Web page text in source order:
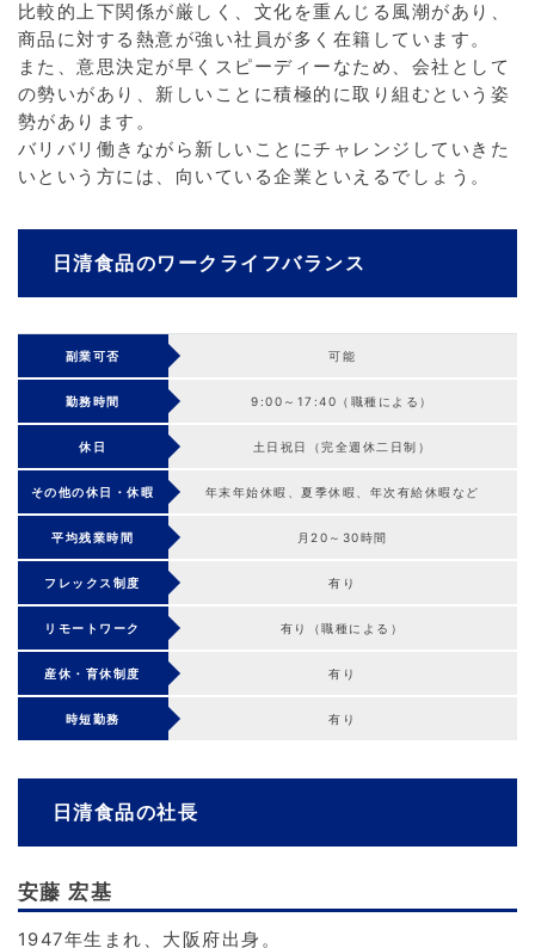
比較的上下関係が厳しく、文化を重んじる風潮があり、
商品に対する熱意が強い社員が多く在籍しています。
また、意思決定が早くスピーディーなため、会社として
の勢いがあり、新しいことに積極的に取り組むという姿
勢があります。
バリバリ働きながら新しいことにチャレンジしていきた
いという方には、向いている企業といえるでしょう。
日清食品のワークライフバランス
副業可否 可能
勤務時間 9:00～17:40（職種による）
休日 土日祝日（完全週休二日制）
その他の休日・休暇 年末年始休暇、夏季休暇、年次有給休暇など
平均残業時間 月20～30時間
フレックス制度 有り
リモートワーク 有り（職種による）
産休・育休制度 有り
時短勤務 有り
日清食品の社長
安藤 宏基
1947年生まれ、大阪府出身。